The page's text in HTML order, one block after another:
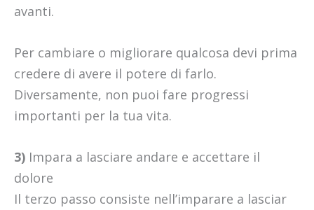
avanti.
Per cambiare o migliorare qualcosa devi prima
credere di avere il potere di farlo.
Diversamente, non puoi fare progressi
importanti per la tua vita.
3) Impara a lasciare andare e accettare il
dolore
Il terzo passo consiste nell’imparare a lasciar